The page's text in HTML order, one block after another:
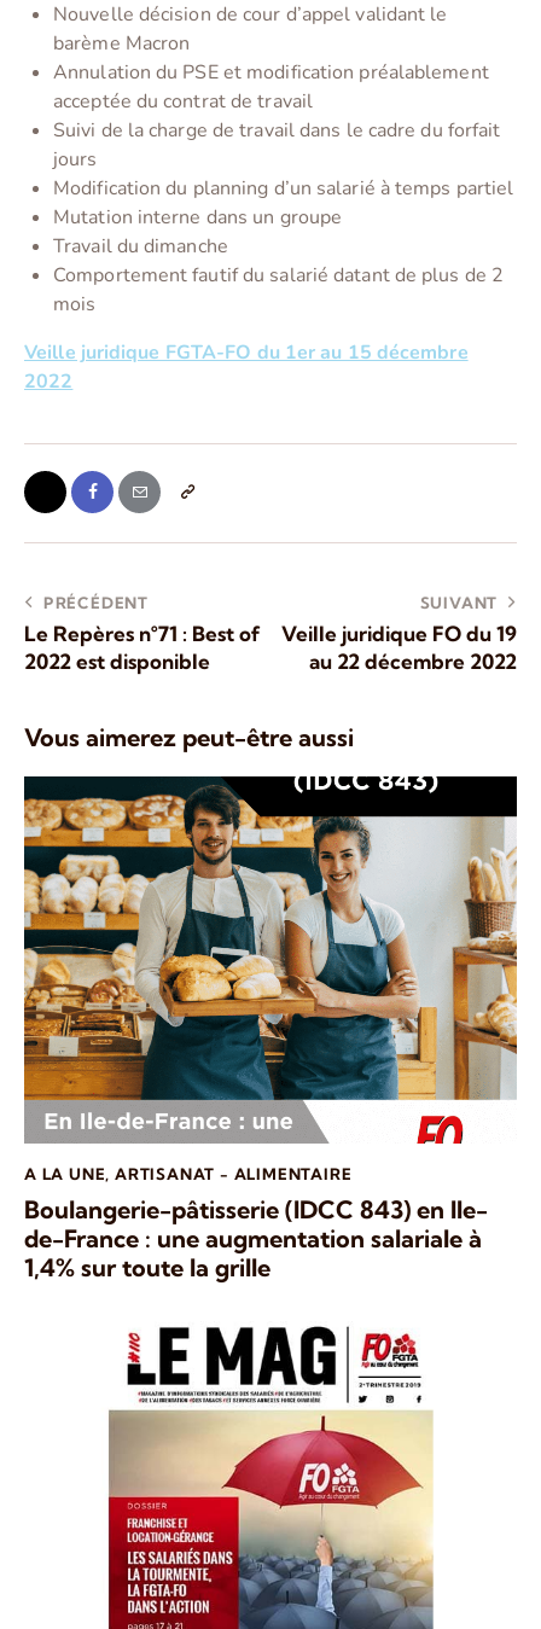
Nouvelle décision de cour d’appel validant le
barème Macron
Annulation du PSE et modification préalablement
acceptée du contrat de travail
Suivi de la charge de travail dans le cadre du forfait
jours
Modification du planning d’un salarié à temps partiel
Mutation interne dans un groupe
Travail du dimanche
Comportement fautif du salarié datant de plus de 2
mois
Veille juridique FGTA-FO du 1er au 15 décembre
2022
PRÉCÉDENT
Le Repères n°71 : Best of
2022 est disponible
SUIVANT
Veille juridique FO du 19
au 22 décembre 2022
Vous aimerez peut-être aussi
A LA UNE,ARTISANAT - ALIMENTAIRE
Boulangerie-pâtisserie (IDCC 843) en Ile-
de-France : une augmentation salariale à
1,4% sur toute la grille